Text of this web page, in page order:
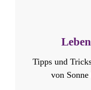
Tipps und
von